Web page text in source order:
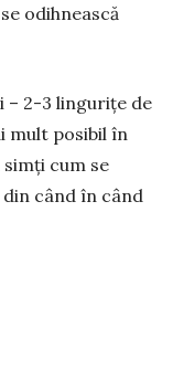
odih­nească
– 2-3 lingu­rițe de
mult po­sibil în
cum se
din când în când